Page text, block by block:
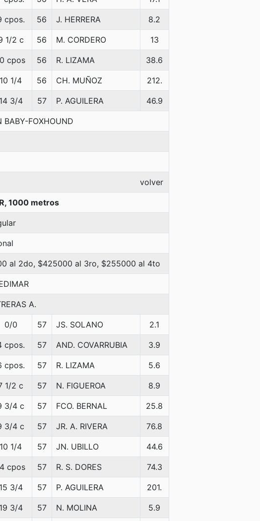
cpos. 56 J. HERRERA 8.2
1/2 c 56 M. CORDERO 13
cpos 56 R. LIZAMA 38.6
10 1/4 56 CH. MUÑOZ 212.
14 3/4 57 P. AGUILERA 46.9
BABY-FOXHOUND
volver
1000 metros
al 2do, $425000 al 3ro, $255000 al 4to
A.
0/0 57 JS. SOLANO 2.1
cpos. 57 AND. COVARRUBIA 3.9
cpos. 57 R. LIZAMA 5.6
1/2 c 57 N. FIGUEROA 8.9
3/4 c 57 FCO. BERNAL 25.8
3/4 c 57 JR. A. RIVERA 76.8
10 1/4 57 JN. UBILLO 44.6
cpos 57 R. S. DORES 74.3
15 3/4 57 P. AGUILERA 201.
19 3/4 57 N. MOLINA 5.9